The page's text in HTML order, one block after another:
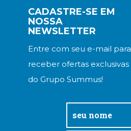
CADASTRE-SE EM
NOSSA
NEWSLETTER
Entre com seu e-mail para
receber ofertas exclusivas
do Grupo Summus!